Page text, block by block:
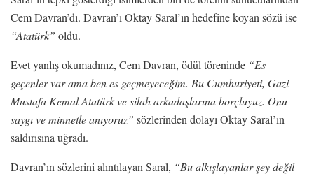
Cem Davran’dı. Davran’ı Oktay Saral’ın hedefine koyan sözü ise
“Atatürk” oldu.
Evet yanlış okumadınız, Cem Davran, ödül töreninde “Es
geçenler var ama ben es geçmeyeceğim. Bu Cumhuriyeti, Gazi
Mustafa Kemal Atatürk ve silah arkadaşlarına borçluyuz. Onu
saygı ve minnetle anıyoruz” sözlerinden dolayı Oktay Saral’ın
saldırısına uğradı.
Davran’ın sözlerini alıntılayan Saral, “Bu alkışlayanlar şey değil